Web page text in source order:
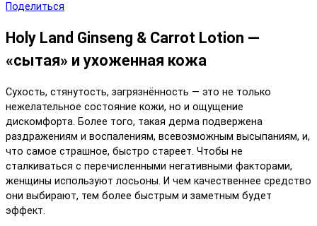
Поделиться
Holy Land Ginseng & Carrot Lotion —
«сытая» и ухоженная кожа
Сухость, стянутость, загрязнённость — это не только
нежелательное состояние кожи, но и ощущение
дискомфорта. Более того, такая дерма подвержена
раздражениям и воспалениям, всевозможным высыпаниям, и,
что самое страшное, быстро стареет. Чтобы не
сталкиваться с перечисленными негативными факторами,
женщины используют лосьоны. И чем качественнее средство
они выбирают, тем более быстрым и заметным будет
эффект.